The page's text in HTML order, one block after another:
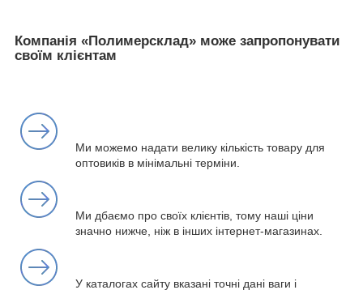
Компанія «Полимерсклад» може запропонувати
своїм клієнтам
Ми можемо надати велику кількість товару для
оптовиків в мінімальні терміни.
Ми дбаємо про своїх клієнтів, тому наші ціни
значно нижче, ніж в інших інтернет-магазинах.
У каталогах сайту вказані точні дані ваги і